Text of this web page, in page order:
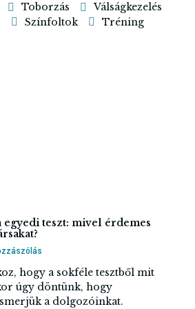
Toborzás
Válságkezelés
Színfoltok Tréning
teszt: mivel érdemes
hogy a sokféle tesztből mit
úgy döntünk, hogy
a dolgozóinkat.